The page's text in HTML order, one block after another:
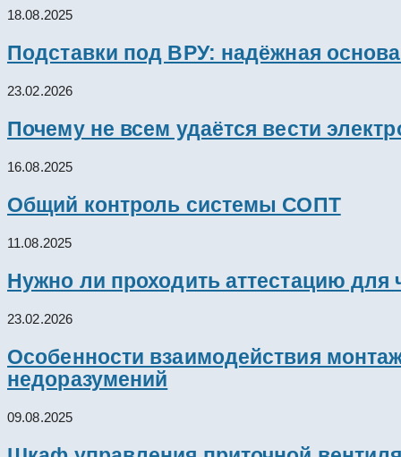
18.08.2025
Подставки под ВРУ: надёжная
23.02.2026
Почему не всем удаётся вести
16.08.2025
Общий контроль системы СОПТ
11.08.2025
Нужно ли проходить аттестацию для
23.02.2026
Особенности взаимодействия
недоразумений
09.08.2025